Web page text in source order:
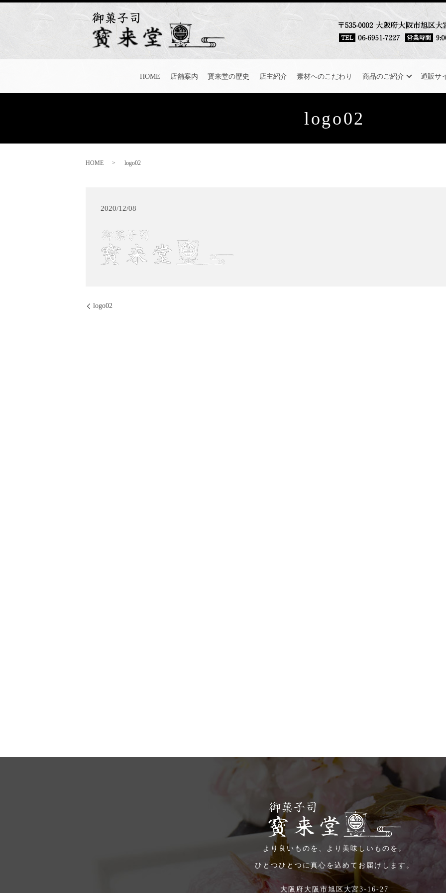
HOME 店舗案内 寳来堂の歴史 店主紹介 素材へのこだわり 商品のご紹介 通販サ
logo02
HOME logo02
2020/12/08
logo02
より良いものを、より美味しいものを。
ひとつひとつに真心を込めてお届けします。
大阪府大阪市旭区大宮3-16-27